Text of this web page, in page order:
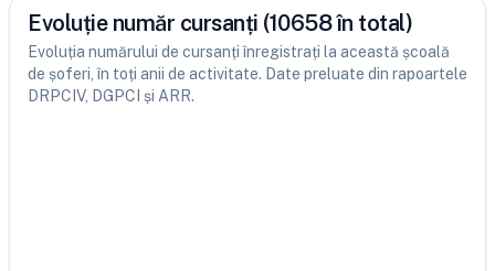
Evoluție număr cursanți (10658 în total)
Evoluția numărului de cursanți înregistrați la această școală
de șoferi, în toți anii de activitate. Date preluate din rapoartele
DRPCIV, DGPCI și ARR.